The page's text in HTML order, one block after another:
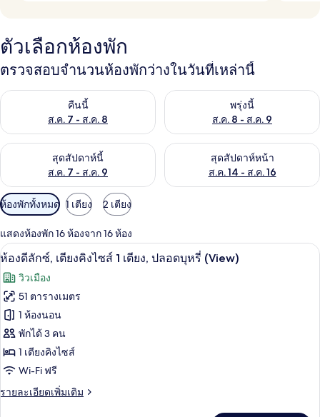
ตัวเลือกห้องพัก
ตรวจสอบจำนวนห้องพักว่างในวันที่เหล่านี้
คืนนี้
ส.ค. 7 - ส.ค. 8
ตรวจสอบจำนวนห้องพักว่างในคืนนี้ ส.ค. 7 - ส.ค. 8พรุ่งนี้
ส.ค. 8 - ส.ค. 9
ตรวจสอบจำนวนห้องพักว่างใน
สุดสัปดาห์นี้
ส.ค. 7 - ส.ค. 9
ตรวจสอบจำนวนห้องพักว่างในสุดสัปดาห์นี้ ส.ค. 7 - ส.ค. 9
สุดสัปดาห์หน้า
ส.ค. 14 - ส.ค. 16
ตรวจสอบจำนวนห้องพักว่างใน
ตัว
กรอง
ที่
มี
ให้
สำหรับ
ห้อง
พัก
ห้องพักทั้งหมด 1 เตียง 2 เตียง
แสดงห้องพัก 16 ห้องจาก 16 ห้อง
เปิด
ภาพถ่าย
ทั้งหมด
ของ
ห้อง
ดี
ลัก
ซ์,
เครื่องนอนระดับพรีเมียม, ผ้านวมขนเ
5
ห้องดีลักซ์, เตียงคิงไซส์ 1 เตียง, ปลอดบุหรี่ (View)
วิวเมือง
51 ตารางเมตร
1 ห้องนอน
พักได้ 3 คน
1 เตียงคิงไซส์
Wi-Fi ฟรี
รายละเอียดเพิ่มเติม
ราย